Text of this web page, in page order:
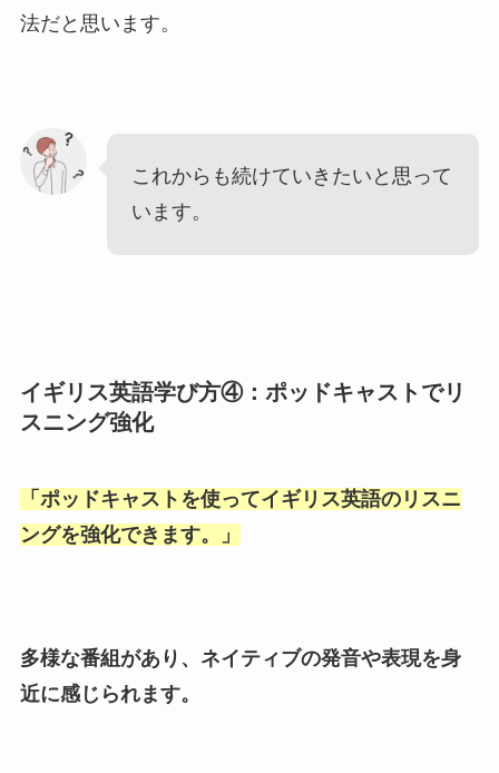
法だと思います。
これからも続けていきたいと思って
います。
イギリス英語学び方④：ポッドキャストでリ
スニング強化
「 ポッドキャストを使ってイギリス英語のリスニ
ングを強化できます。
」
多様な番組があり、ネイティブの発音や表現を身
近に感じられます。